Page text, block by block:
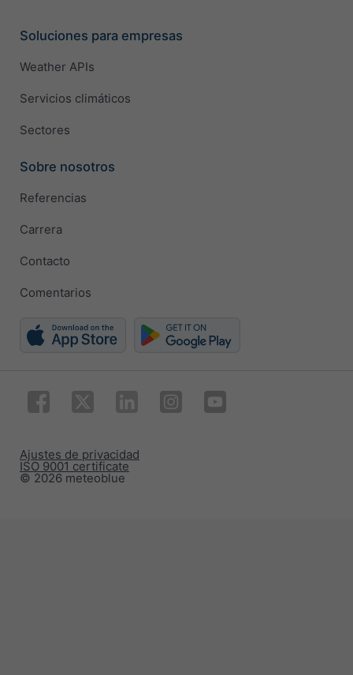
Soluciones para empresas
Weather APIs
Servicios climáticos
Sectores
Sobre nosotros
Referencias
Carrera
Contacto
Comentarios
© 2026 meteoblue
ISO 9001 certificate
Ajustes de privacidad